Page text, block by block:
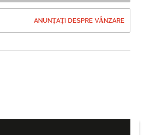
ANUNȚAȚI DESPRE VÂNZARE